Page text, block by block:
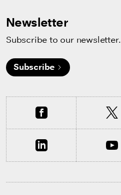
Newsletter
Subscribe to our newsletter.
Subscribe